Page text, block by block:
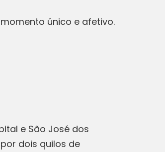
único e afetivo.
e São José dos
dois quilos de